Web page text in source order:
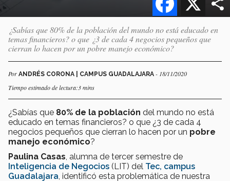
¿Sabías que 80% de la población del mundo no está educado en
temas financieros? o que ¿3 de cada 4 negocios pequeños que
cierran lo hacen por un pobre manejo económico?
Por ANDRÉS CORONA | CAMPUS GUADALAJARA - 18/11/2020
Tiempo estimado de lectura:3 mins
¿Sabías que 80% de la población del mundo no está
educado en temas financieros? o que ¿3 de cada 4
negocios pequeños que cierran lo hacen por un pobre
manejo económico?
Paulina Casas , alumna de tercer semestre de
Inteligencia de Negocios (LIT) del Tec, campus
Guadalajara , identificó esta problemática de nuestra